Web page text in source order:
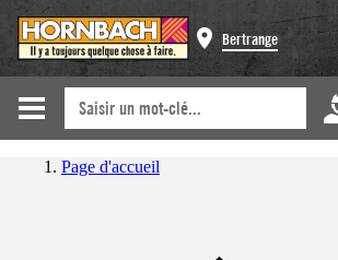
Bertrange
Page d'accueil